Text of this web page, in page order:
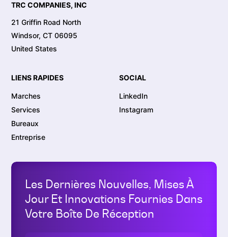
TRC COMPANIES, INC
21 Griffin Road North
Windsor, CT 06095
United States
LIENS RAPIDES
Marches
Services
Bureaux
Entreprise
SOCIAL
LinkedIn
Instagram
Les Dernières Nouvelles, Mises À
Jour Et Innovations Fournies Dans
Votre Boîte De Réception